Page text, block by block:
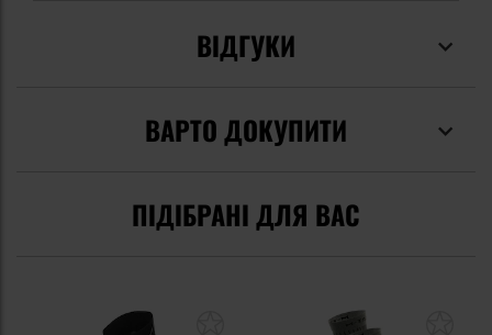
ВІДГУКИ
ВАРТО ДОКУПИТИ
ПІДІБРАНІ ДЛЯ ВАС